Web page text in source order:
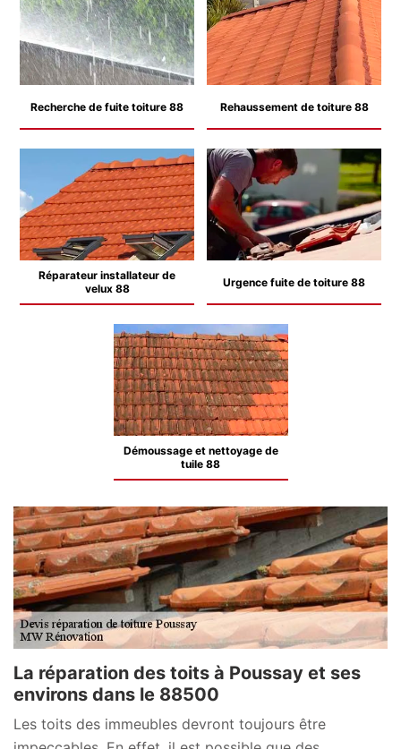
Recherche de fuite toiture 88 Rehaussement de toiture 88
Réparateur installateur de
velux 88
Urgence fuite de toiture 88
Démoussage et nettoyage de
tuile 88
La réparation des toits à Poussay et ses
environs dans le 88500
Les toits des immeubles devront toujours être